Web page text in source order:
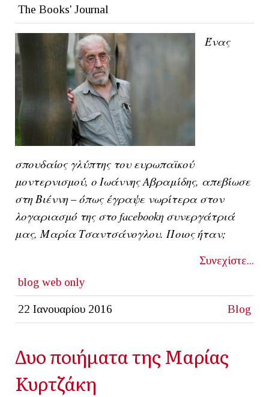
The Books' Journal
Ένας
σπουδαίος γλύπτης του ευρωπαϊκού
μοντερνισμού, ο Ιωάννης Αβραμίδης, απεβίωσε
στη Βιέννη – όπως έγραψε νωρίτερα στον
λογαριασμό της στο facebookη συνεργάτριά
μας, Μαρία Τσαντσάνογλου. Ποιος ήταν;
Συνεχίστε...
blog web only
22 Ιανουαρίου 2016 Blog
Δυο ποιήματα της Μαρίας
Κυρτζάκη